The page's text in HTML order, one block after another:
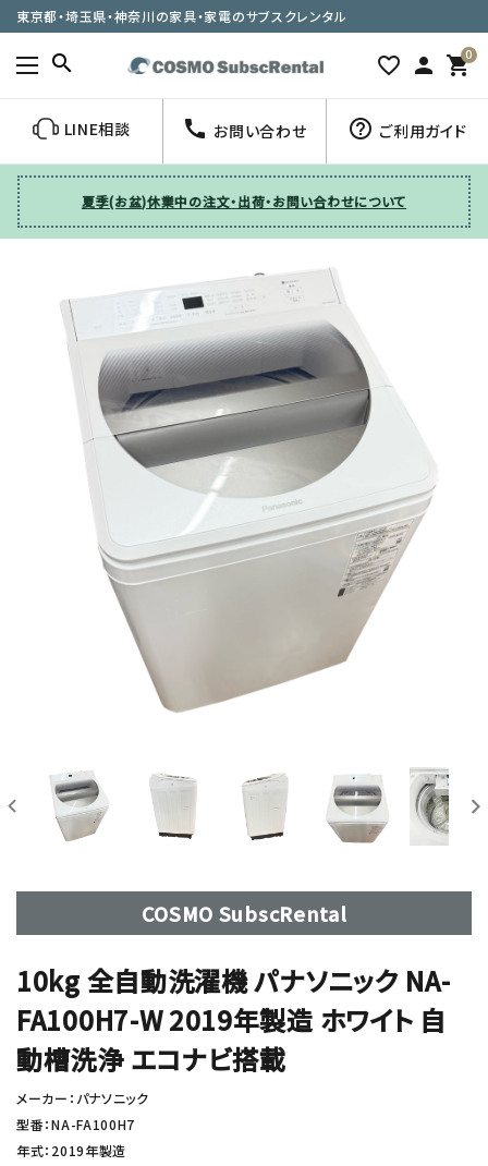
東京都・埼玉県・神奈川の家具・家電のサブスクレンタル
search favorite_border person 0
shopping_cart
LINE相談 call お問い合わせ help_outline ご利用ガイド
夏季(お盆)休業中の注文・出荷・お問い合わせについて
COSMO SubscRental
10kg 全自動洗濯機 パナソニック NA-
FA100H7-W 2019年製造 ホワイト 自
動槽洗浄 エコナビ搭載
メーカー：パナソニック
型番：NA-FA100H7
年式：2019年製造